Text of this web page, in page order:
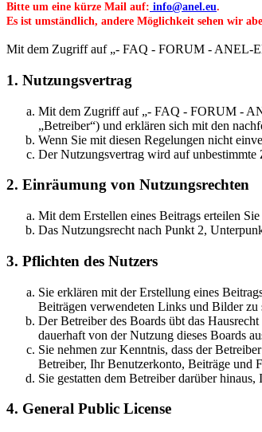
Bitte um eine kürze Mail auf: info@anel.eu.
Es ist umständlich, andere Möglichkeit sehen wir
Mit dem Zugriff auf „- FAQ - FORUM - ANEL-
1. Nutzungsvertrag
Mit dem Zugriff auf „- FAQ - FORUM -
„Betreiber“) und erklären sich mit den
Wenn Sie mit diesen Regelungen nicht
Der Nutzungsvertrag wird auf unbestimmte
2. Einräumung von Nutzungsrechten
Mit dem Erstellen eines Beitrags erteilen
Das Nutzungsrecht nach Punkt 2,
3. Pflichten des Nutzers
Sie erklären mit der Erstellung eines
Beiträgen verwendeten Links und Bilder zu
Der Betreiber des Boards übt das
dauerhaft von der Nutzung dieses Boards
Sie nehmen zur Kenntnis, dass der
Betreiber, Ihr Benutzerkonto, Beiträge und
Sie gestatten dem Betreiber darüber
4. General Public License